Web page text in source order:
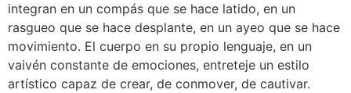
integran en un compás que se hace latido, en un
rasgueo que se hace desplante, en un ayeo que se hace
movimiento. El cuerpo en su propio lenguaje, en un
vaivén constante de emociones, entreteje un estilo
artístico capaz de crear, de conmover, de cautivar.